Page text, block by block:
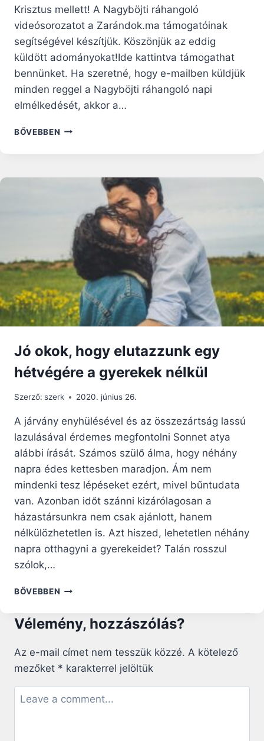
Krisztus mellett! A Nagyböjti ráhangoló
videósorozatot a Zarándok.ma támogatóinak
segítségével készítjük. Köszönjük az eddig
küldött adományokat!Ide kattintva támogathat
bennünket. Ha szeretné, hogy e-mailben küldjük
minden reggel a Nagyböjti ráhangoló napi
elmélkedését, akkor a…
BŐVEBBEN KRISZTUS
ELUTASÍTÁS
NAGYBÖJTI
RÁHANGOLÓ
Jó okok, hogy elutazzunk egy
hétvégére a gyerekek nélkül
Szerző: szerk 2020. június 26.
A járvány enyhülésével és az összezártság lassú
lazulásával érdemes megfontolni Sonnet atya
alábbi írását. Számos szülő álma, hogy néhány
napra édes kettesben maradjon. Ám nem
mindenki tesz lépéseket ezért, mivel bűntudata
van. Azonban időt szánni kizárólagosan a
házastársunkra nem csak ajánlott, hanem
nélkülözhetetlen is. Azt hiszed, lehetetlen néhány
napra otthagyni a gyerekeidet? Talán rosszul
szólok,…
BŐVEBBEN JÓ
ELUTAZZUNK
HÉTVÉGÉRE
A
GYEREKEK
NÉLKÜL
Vélemény, hozzászólás?
Az e-mail címet nem tesszük közzé. A kötelező
mezőket * karakterrel jelöltük